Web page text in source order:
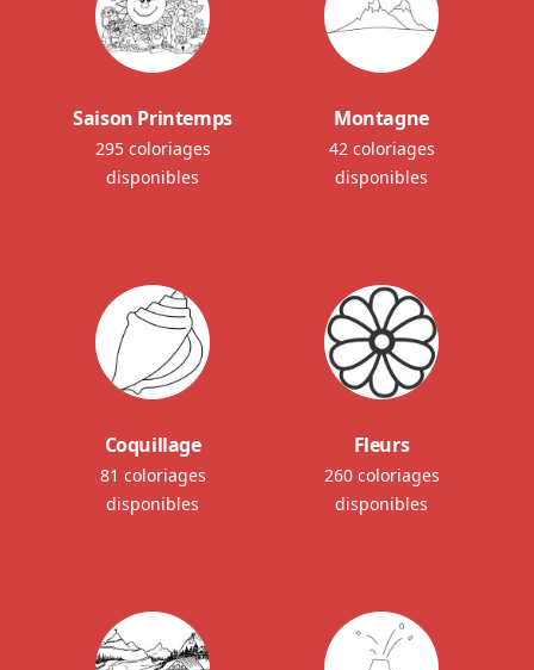
Saison Printemps
295 coloriages
disponibles
Montagne
42 coloriages
disponibles
Coquillage
81 coloriages
disponibles
Fleurs
260 coloriages
disponibles